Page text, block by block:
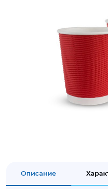
Описание